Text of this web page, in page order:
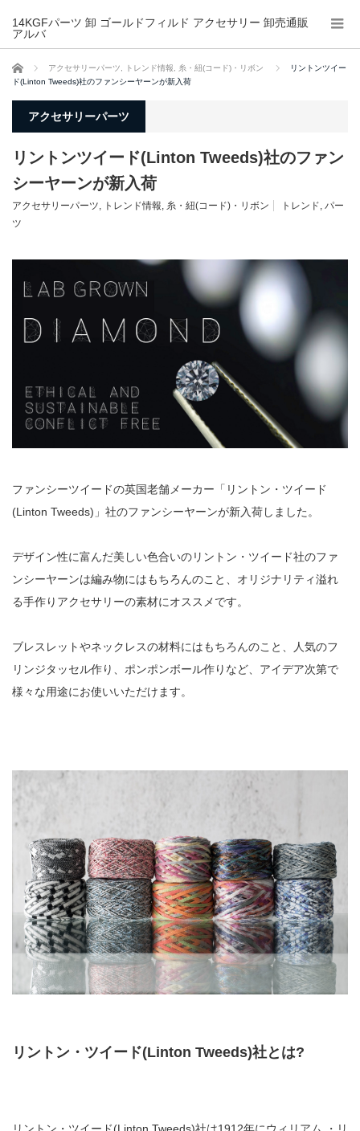
14KGFパーツ 卸 ゴールドフィルド アクセサリー 卸売通販
アルバ
ホーム アクセサリーパーツ トレンド情報 糸・紐(コード)・リボン
リントンツイー
ド(Linton Tweeds)社のファンシーヤーンが新入荷
アクセサリーパーツ
リントンツイード(Linton Tweeds)社のファン
シーヤーンが新入荷
アクセサリーパーツ, トレンド情報, 糸・紐(コード)・リボン トレンド, パー
ツ
ファンシーツイードの英国老舗メーカー「リントン・ツイード
(Linton Tweeds)」社のファンシーヤーンが新入荷しました。
デザイン性に富んだ美しい色合いのリントン・ツイード社のファ
ンシーヤーンは編み物にはもちろんのこと、オリジナリティ溢れ
る手作りアクセサリーの素材にオススメです。
ブレスレットやネックレスの材料にはもちろんのこと、人気のフ
リンジタッセル作り、ポンポンボール作りなど、アイデア次第で
様々な用途にお使いいただけます。
リントン・ツイード(Linton Tweeds)社とは?